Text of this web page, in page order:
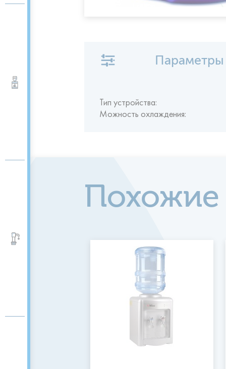
Аксессуары и помпы
Параметры
Тип устройства:
Можность охлаждения:
Похожие